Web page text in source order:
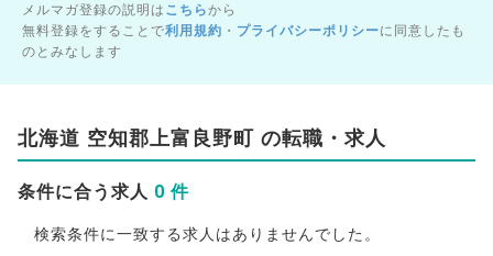
メルマガ登録の説明は こちらから
無料登録をすることで利用規約 ・ プライバシーポリシーに同意したも
のとみなします
北海道 空知郡上富良野町 の転職・求人
条件に合う求人 0 件
検索条件に一致する求人はありませんでした。